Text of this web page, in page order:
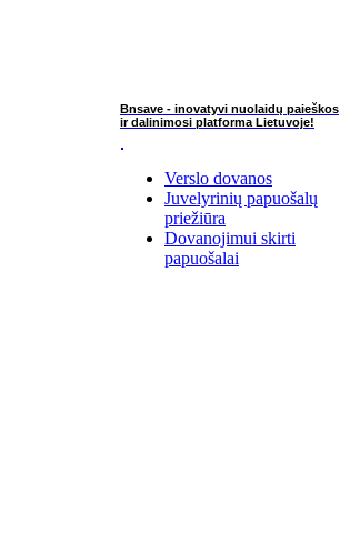
Bnsave - inovatyvi nuolaidų paieškos
ir dalinimosi platforma Lietuvoje!
Verslo dovanos
Juvelyrinių papuošalų
priežiūra
Dovanojimui skirti
papuošalai